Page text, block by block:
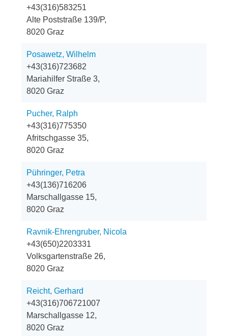
+43(316)583251
Alte Poststraße 139/P,
8020 Graz
Posawetz, Wilhelm
+43(316)723682
Mariahilfer Straße 3,
8020 Graz
Pucher, Ralph
+43(316)775350
Afritschgasse 35,
8020 Graz
Pühringer, Petra
+43(136)716206
Marschallgasse 15,
8020 Graz
Ravnik-Ehrengruber, Nicola
+43(650)2203331
Volksgartenstraße 26,
8020 Graz
Reicht, Gerhard
+43(316)706721007
Marschallgasse 12,
8020 Graz